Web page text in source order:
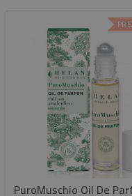
PuroMuschio Oil De